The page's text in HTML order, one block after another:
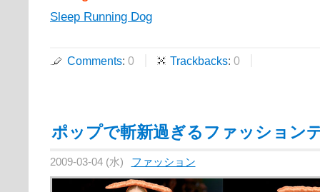
Sleep Running Dog
Comments: 0 Trackbacks: 0
ポップで斬新過ぎるファッション
2009-03-04 (水) ファッション